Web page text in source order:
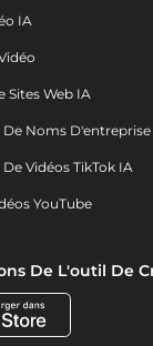
IA
Sites Web IA
De Noms D'entreprise
Vidéos TikTok IA
YouTube
De L'outil De